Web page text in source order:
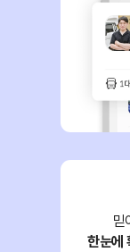
믿
한눈에